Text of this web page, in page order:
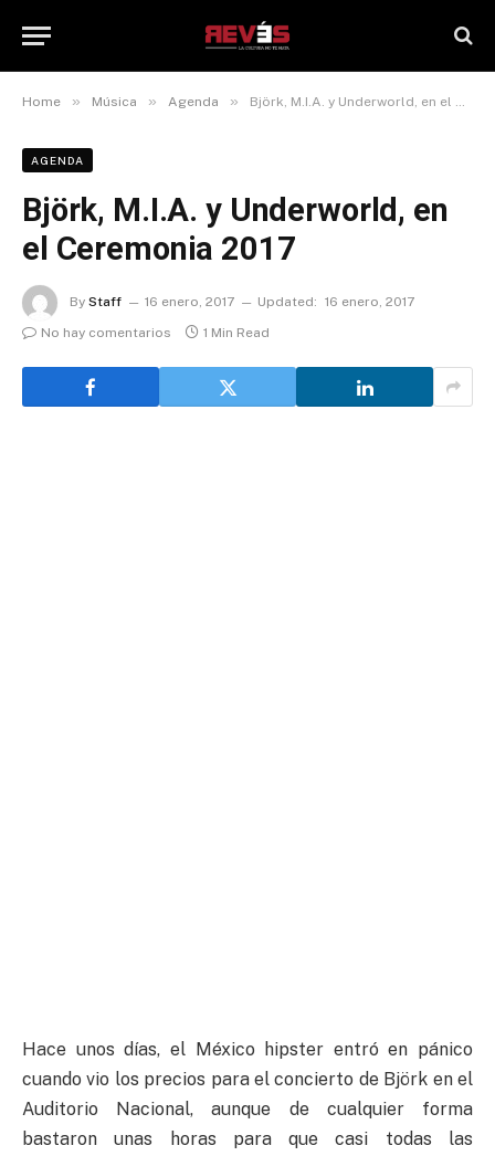
Home » Música » Agenda » Björk, M.I.A. y Underworld, en el Ceremonia 2017
AGENDA
Björk, M.I.A. y Underworld, en
el Ceremonia 2017
By Staff 16 enero, 2017 Updated: 16 enero, 2017
No hay comentarios
1 Min Read
Hace unos días, el México hipster entró en pánico
cuando vio los precios para el concierto de Björk en el
Auditorio Nacional, aunque de cualquier forma
bastaron unas horas para que casi todas las